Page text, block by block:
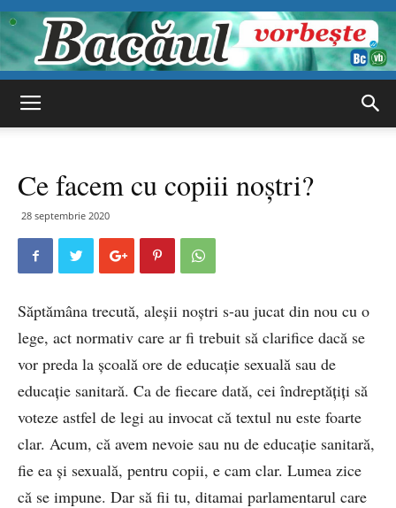
vorbește
Ce facem cu copiii noștri?
28 septembrie 2020
Săptămâna trecută, aleșii noștri s-au jucat din nou cu o
lege, act normativ care ar fi trebuit să clarifice dacă se
vor preda la școală ore de educație sexuală sau de
educație sanitară. Ca de fiecare dată, cei îndreptățiți să
voteze astfel de legi au invocat că textul nu este foarte
clar. Acum, că avem nevoie sau nu de educație sanitară,
fie ea și sexuală, pentru copii, e cam clar. Lumea zice
că se impune. Dar să fii tu, ditamai parlamentarul care